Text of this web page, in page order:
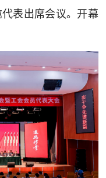
表出席会议。开幕